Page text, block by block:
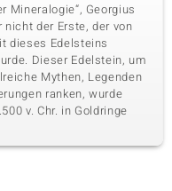
Mineralogie“, Georgius
nicht der Erste, der von
dieses Edelsteins
Dieser Edelstein, um
Mythen, Legenden
ranken, wurde
v. Chr. in Goldringe